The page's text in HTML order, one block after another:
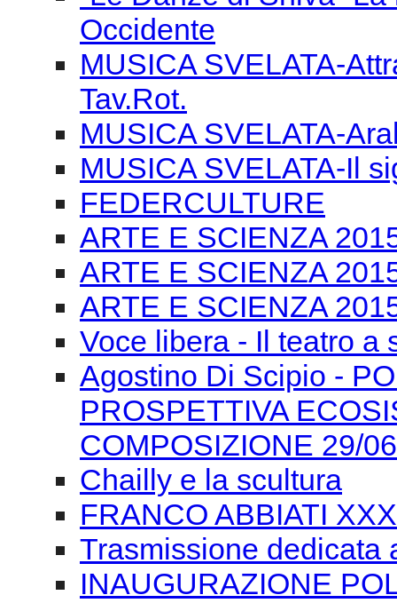
Occidente
MUSICA SVELATA-
Tav.Rot.
MUSICA SVELATA-
MUSICA SVELATA-Il
FEDERCULTURE
ARTE E SCIENZA
ARTE E SCIENZA
ARTE E SCIENZA
Voce libera - Il teatro a
Agostino Di Scipio -
PROSPETTIVA
COMPOSIZIONE 29/06
Chailly e la scultura
FRANCO ABBIATI
Trasmissione dedicata
INAUGURAZIONE